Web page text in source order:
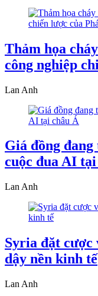
Thảm họa
công nghiệp
Lan Anh
Giá đồng
cuộc đua AI
Lan Anh
Syria đặt cược
dậy nền kinh tế
Lan Anh